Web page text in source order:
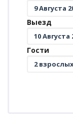
Выезд
Гости